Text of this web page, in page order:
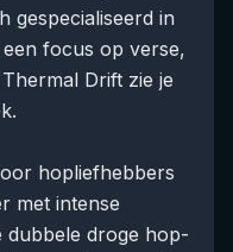
gespecialiseerd in
focus op verse,
Drift zie je
hopliefhebbers
met intense
dubbele droge hop-